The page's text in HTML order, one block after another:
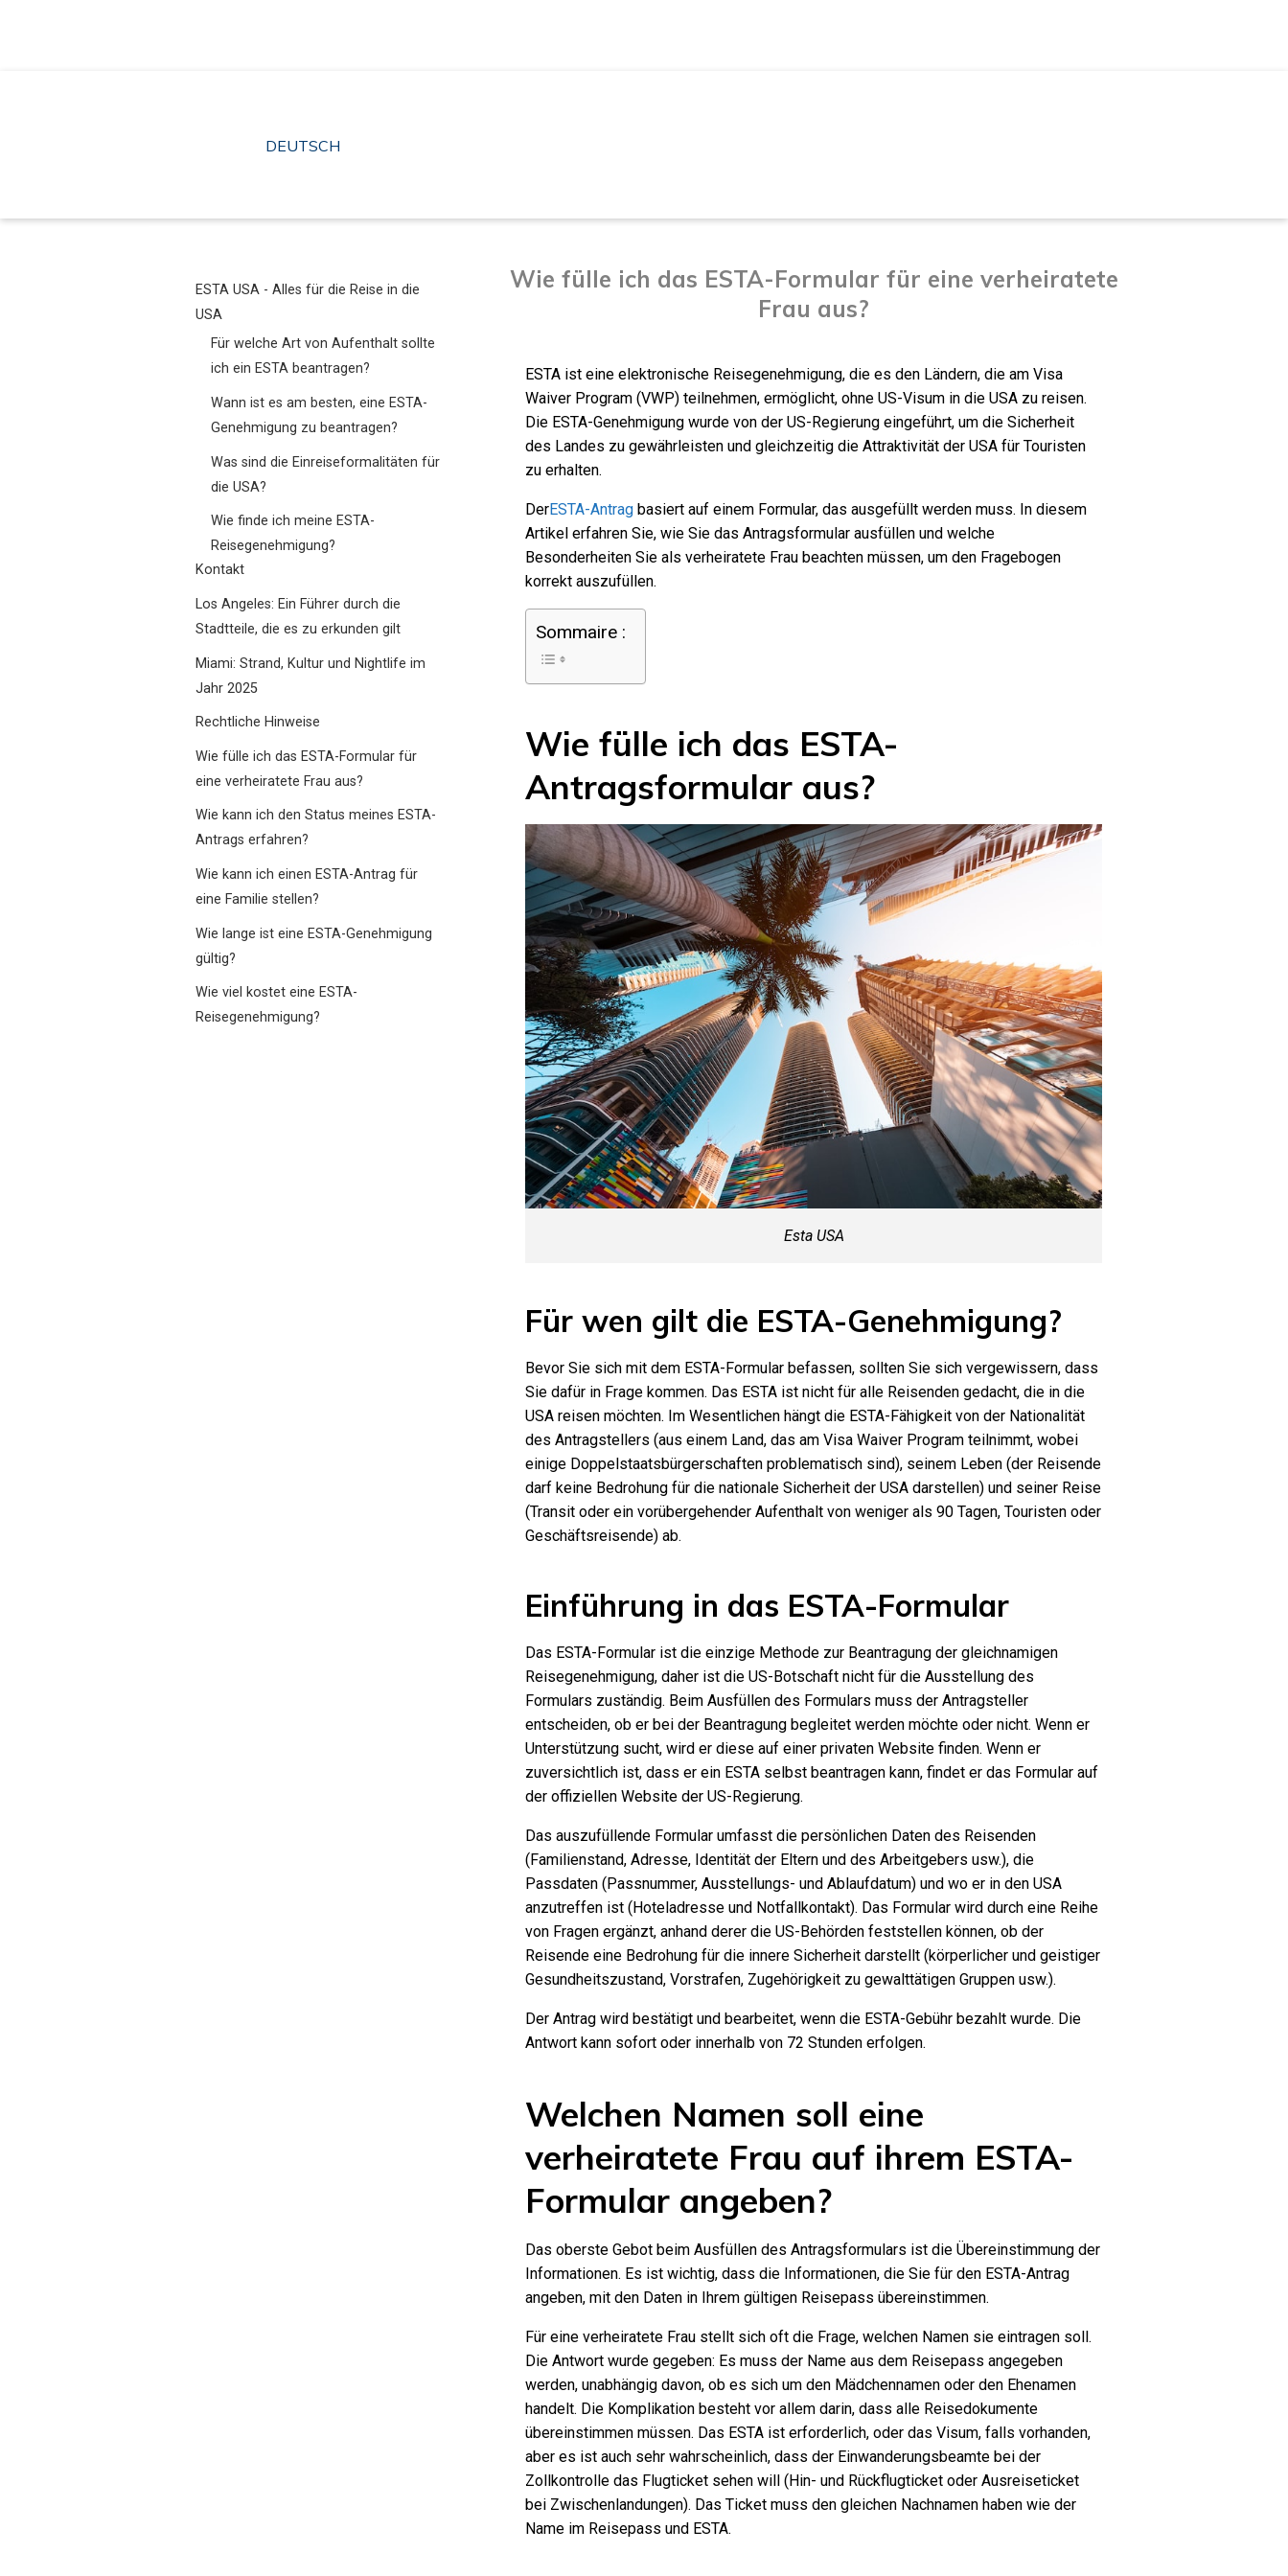
DEUTSCH
Wie fülle ich das ESTA-Formular für eine verheiratete
Frau aus?
ESTA ist eine elektronische Reisegenehmigung, die es den Ländern, die am Visa
Waiver Program (VWP) teilnehmen, ermöglicht, ohne US-Visum in die USA zu reisen.
Die ESTA-Genehmigung wurde von der US-Regierung eingeführt, um die Sicherheit
des Landes zu gewährleisten und gleichzeitig die Attraktivität der USA für Touristen
zu erhalten.
DerESTA-Antrag basiert auf einem Formular, das ausgefüllt werden muss. In diesem
Artikel erfahren Sie, wie Sie das Antragsformular ausfüllen und welche
Besonderheiten Sie als verheiratete Frau beachten müssen, um den Fragebogen
korrekt auszufüllen.
Sommaire :
Wie fülle ich das ESTA-
Antragsformular aus?
Esta USA
Für wen gilt die ESTA-Genehmigung?
Bevor Sie sich mit dem ESTA-Formular befassen, sollten Sie sich vergewissern, dass
Sie dafür in Frage kommen. Das ESTA ist nicht für alle Reisenden gedacht, die in die
USA reisen möchten. Im Wesentlichen hängt die ESTA-Fähigkeit von der Nationalität
des Antragstellers (aus einem Land, das am Visa Waiver Program teilnimmt, wobei
einige Doppelstaatsbürgerschaften problematisch sind), seinem Leben (der Reisende
darf keine Bedrohung für die nationale Sicherheit der USA darstellen) und seiner Reise
(Transit oder ein vorübergehender Aufenthalt von weniger als 90 Tagen, Touristen oder
Geschäftsreisende) ab.
Einführung in das ESTA-Formular
Das ESTA-Formular ist die einzige Methode zur Beantragung der gleichnamigen
Reisegenehmigung, daher ist die US-Botschaft nicht für die Ausstellung des
Formulars zuständig. Beim Ausfüllen des Formulars muss der Antragsteller
entscheiden, ob er bei der Beantragung begleitet werden möchte oder nicht. Wenn er
Unterstützung sucht, wird er diese auf einer privaten Website finden. Wenn er
zuversichtlich ist, dass er ein ESTA selbst beantragen kann, findet er das Formular auf
der offiziellen Website der US-Regierung.
Das auszufüllende Formular umfasst die persönlichen Daten des Reisenden
(Familienstand, Adresse, Identität der Eltern und des Arbeitgebers usw.), die
Passdaten (Passnummer, Ausstellungs- und Ablaufdatum) und wo er in den USA
anzutreffen ist (Hoteladresse und Notfallkontakt). Das Formular wird durch eine Reihe
von Fragen ergänzt, anhand derer die US-Behörden feststellen können, ob der
Reisende eine Bedrohung für die innere Sicherheit darstellt (körperlicher und geistiger
Gesundheitszustand, Vorstrafen, Zugehörigkeit zu gewalttätigen Gruppen usw.).
Der Antrag wird bestätigt und bearbeitet, wenn die ESTA-Gebühr bezahlt wurde. Die
Antwort kann sofort oder innerhalb von 72 Stunden erfolgen.
Welchen Namen soll eine
verheiratete Frau auf ihrem ESTA-
Formular angeben?
Das oberste Gebot beim Ausfüllen des Antragsformulars ist die Übereinstimmung der
Informationen. Es ist wichtig, dass die Informationen, die Sie für den ESTA-Antrag
angeben, mit den Daten in Ihrem gültigen Reisepass übereinstimmen.
Für eine verheiratete Frau stellt sich oft die Frage, welchen Namen sie eintragen soll.
Die Antwort wurde gegeben: Es muss der Name aus dem Reisepass angegeben
werden, unabhängig davon, ob es sich um den Mädchennamen oder den Ehenamen
handelt. Die Komplikation besteht vor allem darin, dass alle Reisedokumente
übereinstimmen müssen. Das ESTA ist erforderlich, oder das Visum, falls vorhanden,
aber es ist auch sehr wahrscheinlich, dass der Einwanderungsbeamte bei der
Zollkontrolle das Flugticket sehen will (Hin- und Rückflugticket oder Ausreiseticket
bei Zwischenlandungen). Das Ticket muss den gleichen Nachnamen haben wie der
Name im Reisepass und ESTA.
ESTA USA - Alles für die Reise in die
USA
Für welche Art von Aufenthalt sollte
ich ein ESTA beantragen?
Wann ist es am besten, eine ESTA-
Genehmigung zu beantragen?
Was sind die Einreiseformalitäten für
die USA?
Wie finde ich meine ESTA-
Reisegenehmigung?
Kontakt
Los Angeles: Ein Führer durch die
Stadtteile, die es zu erkunden gilt
Miami: Strand, Kultur und Nightlife im
Jahr 2025
Rechtliche Hinweise
Wie fülle ich das ESTA-Formular für
eine verheiratete Frau aus?
Wie kann ich den Status meines ESTA-
Antrags erfahren?
Wie kann ich einen ESTA-Antrag für
eine Familie stellen?
Wie lange ist eine ESTA-Genehmigung
gültig?
Wie viel kostet eine ESTA-
Reisegenehmigung?